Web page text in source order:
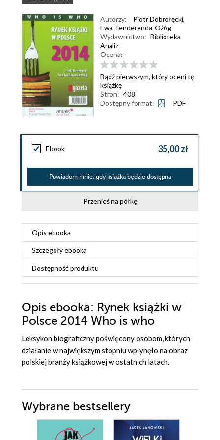
Autorzy: Piotr Dobrołęcki,
Ewa Tenderenda-Ożóg
Wydawnictwo: Biblioteka
Analiz
Ocena:
Bądź pierwszym, który oceni tę
książkę
Stron: 408
Dostępny format:
PDF
Ebook 35,00 zł
Powiadom mnie, gdy książka będzie dostępna
Przenieś na półkę
Opis ebooka
Szczegółyebooka
Dostępność produktu
Opis ebooka: Rynek książki w
Polsce 2014 Who is who
Leksykon biograficzny poświęcony osobom, których
działanie w największym stopniu wpłynęło na obraz
polskiej branży książkowej w ostatnich latach.
Wybrane bestsellery